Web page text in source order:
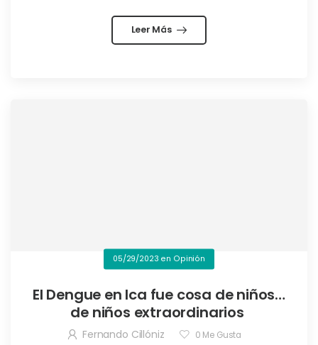
Leer Más
05/29/2023 en Opinión
El Dengue en Ica fue cosa de niños…
de niños extraordinarios
Fernando Cillóniz 0 Me Gusta